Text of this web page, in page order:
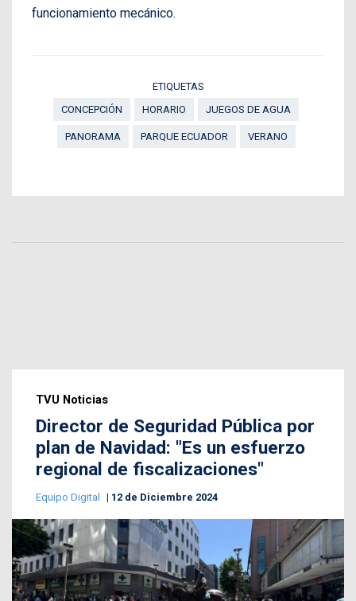
funcionamiento mecánico.
ETIQUETAS
CONCEPCIÓN
HORARIO JUEGOS DE AGUA
PANORAMA PARQUE ECUADOR VERANO
TVU Noticias
Director de Seguridad Pública por
plan de Navidad: "Es un esfuerzo
regional de fiscalizaciones"
Equipo Digital 12 de Diciembre 2024